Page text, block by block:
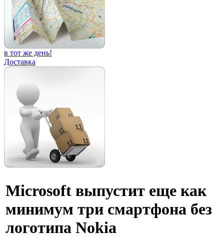
в тот же день!
Доставка
Microsoft выпустит еще как
минимум три смартфона без
логотипа Nokia